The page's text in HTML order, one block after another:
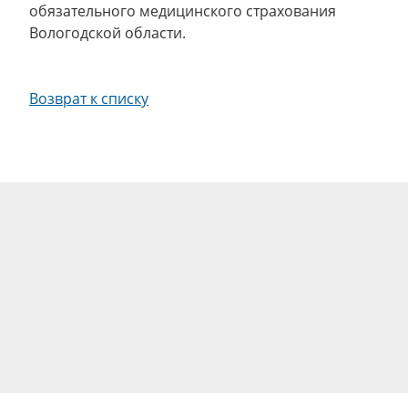
обязательного медицинского страхования
Вологодской области.
Возврат к списку